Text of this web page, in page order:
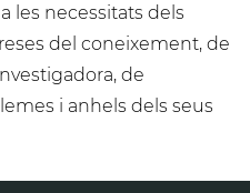
les necessitats dels
del coneixement, de
de
i anhels dels seus